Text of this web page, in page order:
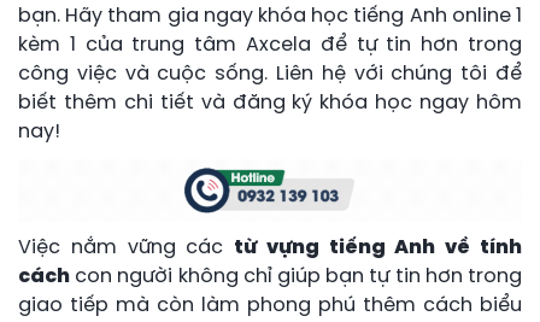
bạn. Hãy tham gia ngay khóa học tiếng Anh online 1
kèm 1 của trung tâm Axcela để tự tin hơn trong
công việc và cuộc sống. Liên hệ với chúng tôi để
biết thêm chi tiết và đăng ký khóa học ngay hôm
nay!
Việc nắm vững các từ vựng tiếng Anh về tính
cách con người không chỉ giúp bạn tự tin hơn trong
giao tiếp mà còn làm phong phú thêm cách biểu